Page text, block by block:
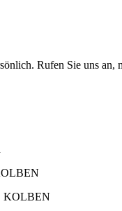
Rufen Sie uns